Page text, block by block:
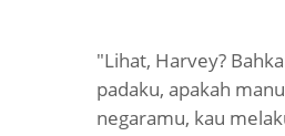
"Lihat, Harvey?
padaku, apakah
negaramu, kau